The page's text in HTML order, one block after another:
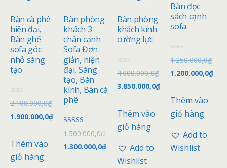
Bàn cà phê
hiện đại,
Bàn ghế
sofa góc
nhỏ sáng
tạo
Đ
ư
ợ
c
p
h
n
2.100.000,0₫
1.900.000,0₫
Thêm vào
giỏ hàng
Bàn phòng
khách 3
chân cạnh
Sofa Đơn
giản, hiện
đại, Sáng
tạo, Bàn
kính, Bàn cà
phê
Được xếp
hạng
5.00
5 sao
1.500.000,0₫
1.300.000,0₫
Bàn phòng
khách kính
cường lực
Đ
ư
ợ
c
p
h
n
5
a
4.000.000,0₫
3.850.000,0₫
Thêm vào
giỏ hàng
Add to
Wishlist
Bàn đọc
sách cạnh
sofa
Đ
ư
ợ
c
p
h
n
5
a
1.250.000,0₫
1.200.000,0₫
Thêm vào
giỏ hàng
Add to
Wishlist